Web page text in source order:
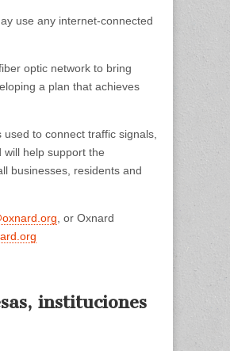
use any internet-connected
optic network to bring
a plan that achieves
to connect traffic signals,
help support the
businesses, residents and
, or Oxnard
instituciones